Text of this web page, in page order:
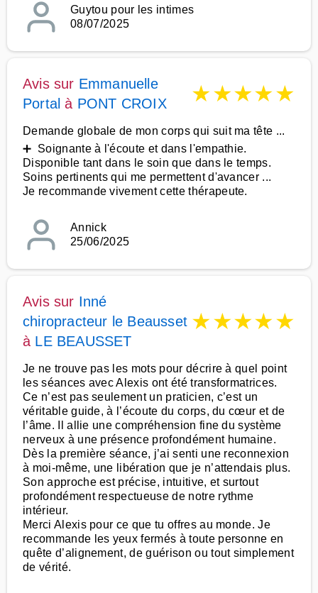
Guytou pour les intimes
08/07/2025
Avis sur Emmanuelle
Portal à PONT CROIX ★★★★★
Demande globale de mon corps qui suit ma tête ...
➕ Soignante à l'écoute et dans l'empathie.
Disponible tant dans le soin que dans le temps.
Soins pertinents qui me permettent d'avancer ...
Je recommande vivement cette thérapeute.
Annick
25/06/2025
Avis sur Inné
chiropracteur le Beausset
à LE BEAUSSET
★★★★★
Je ne trouve pas les mots pour décrire à quel point
les séances avec Alexis ont été transformatrices.
Ce n’est pas seulement un praticien, c’est un
véritable guide, à l’écoute du corps, du cœur et de
l’âme. Il allie une compréhension fine du système
nerveux à une présence profondément humaine.
Dès la première séance, j’ai senti une reconnexion
à moi-même, une libération que je n’attendais plus.
Son approche est précise, intuitive, et surtout
profondément respectueuse de notre rythme
intérieur.
Merci Alexis pour ce que tu offres au monde. Je
recommande les yeux fermés à toute personne en
quête d’alignement, de guérison ou tout simplement
de vérité.